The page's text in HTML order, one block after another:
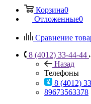
Корзина0
Отложенные0
Сравнение
8 (4012) 33-44-44
Назад
Телефоны
8 (4012)
89673563378